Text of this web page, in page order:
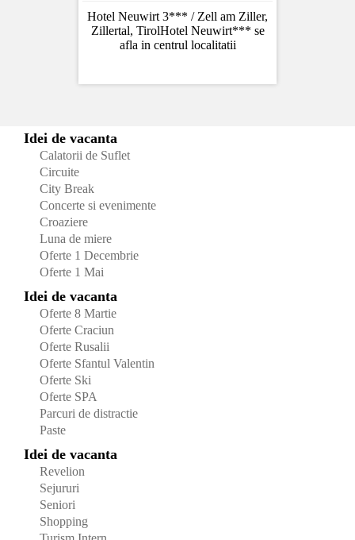
Hotel Neuwirt 3*** / Zell am Ziller,
Zillertal, TirolHotel Neuwirt*** se
afla in centrul localitatii
Idei de vacanta
Calatorii de Suflet
Circuite
City Break
Concerte si evenimente
Croaziere
Luna de miere
Oferte 1 Decembrie
Oferte 1 Mai
Idei de vacanta
Oferte 8 Martie
Oferte Craciun
Oferte Rusalii
Oferte Sfantul Valentin
Oferte Ski
Oferte SPA
Parcuri de distractie
Paste
Idei de vacanta
Revelion
Sejururi
Seniori
Shopping